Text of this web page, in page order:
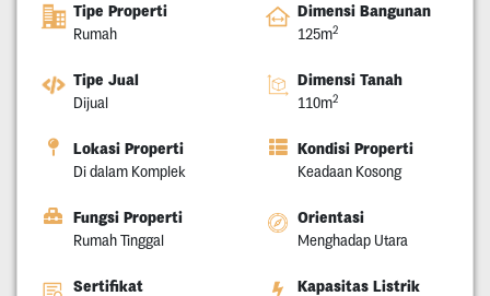
Tipe Properti
Rumah
Dimensi Bangunan
125m2
Tipe Jual
Dijual
Dimensi Tanah
110m2
Lokasi Properti
Di dalam Komplek
Kondisi Properti
Keadaan Kosong
Fungsi Properti
Rumah Tinggal
Orientasi
Menghadap Utara
Sertifikat Kapasitas Listrik